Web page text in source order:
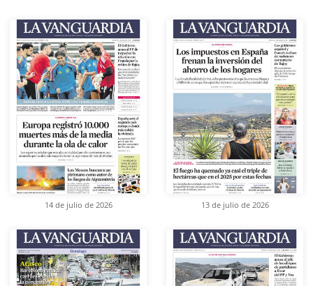
14 de julio de 2026 13 de julio de 2026